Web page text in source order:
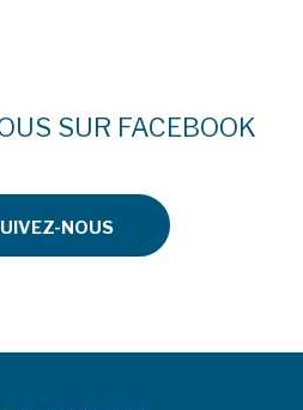
SUR FACEBOOK
NOUS